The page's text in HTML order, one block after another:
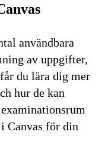
användbara
av uppgifter,
du lära dig mer
hur de kan
Canvas för din